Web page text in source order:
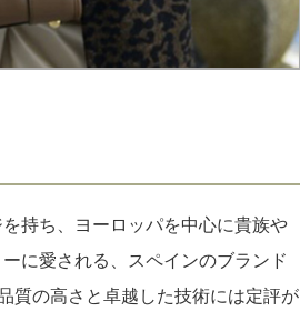
持ち、ヨーロッパを中心に貴族や
に愛される、スペインのブランド
質の高さと卓越した技術には定評が